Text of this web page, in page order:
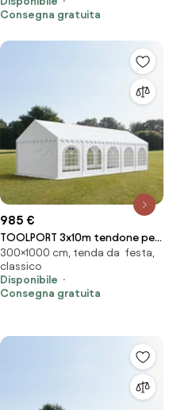
Consegna gratuita
985 €
TOOLPORT 3x10m tendone per
feste, PVC 750, telaio
perimetrale, bianco - (7268)
300×1000 cm, tenda da festa,
classico
Disponibile
Consegna gratuita